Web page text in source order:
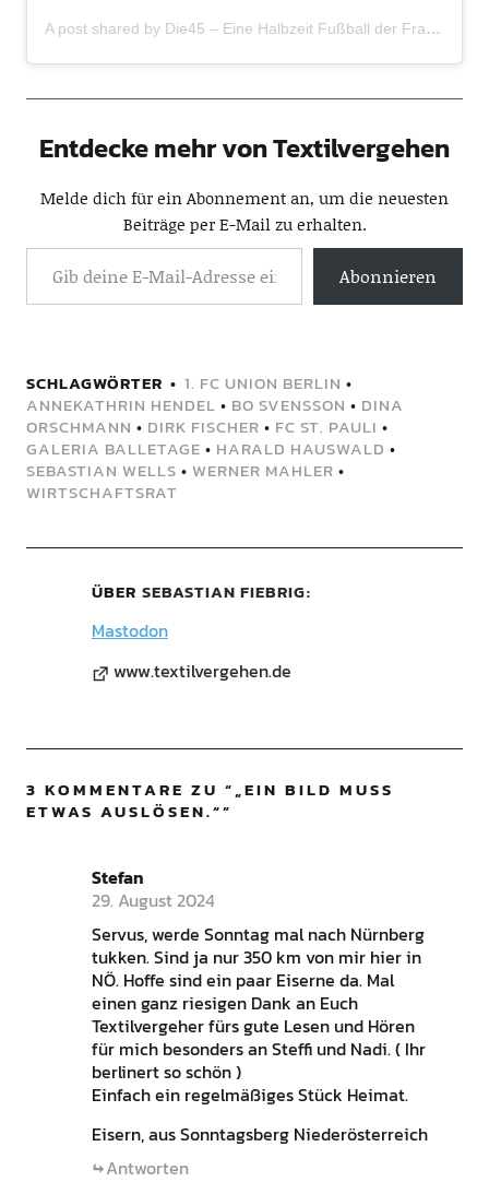
A post shared by Die45 – Eine Halbzeit Fußball der Frauen (@die45_podcast)
Entdecke mehr von Textilvergehen
Melde dich für ein Abonnement an, um die neuesten
Beiträge per E-Mail zu erhalten.
Abonnieren
SCHLAGWÖRTER 1. FC UNION BERLIN •
ANNEKATHRIN HENDEL • BO SVENSSON • DINA
ORSCHMANN • DIRK FISCHER • FC ST. PAULI •
GALERIA BALLETAGE • HARALD HAUSWALD •
SEBASTIAN WELLS • WERNER MAHLER •
WIRTSCHAFTSRAT
ÜBER SEBASTIAN FIEBRIG
Mastodon
www.textilvergehen.de
3 KOMMENTARE ZU “„EIN BILD MUSS
ETWAS AUSLÖSEN.“”
Stefan
29. August 2024
Servus, werde Sonntag mal nach Nürnberg
tukken. Sind ja nur 350 km von mir hier in
NÖ. Hoffe sind ein paar Eiserne da. Mal
einen ganz riesigen Dank an Euch
Textilvergeher fürs gute Lesen und Hören
für mich besonders an Steffi und Nadi. ( Ihr
berlinert so schön )
Einfach ein regelmäßiges Stück Heimat.
Eisern, aus Sonntagsberg Niederösterreich
Antworten